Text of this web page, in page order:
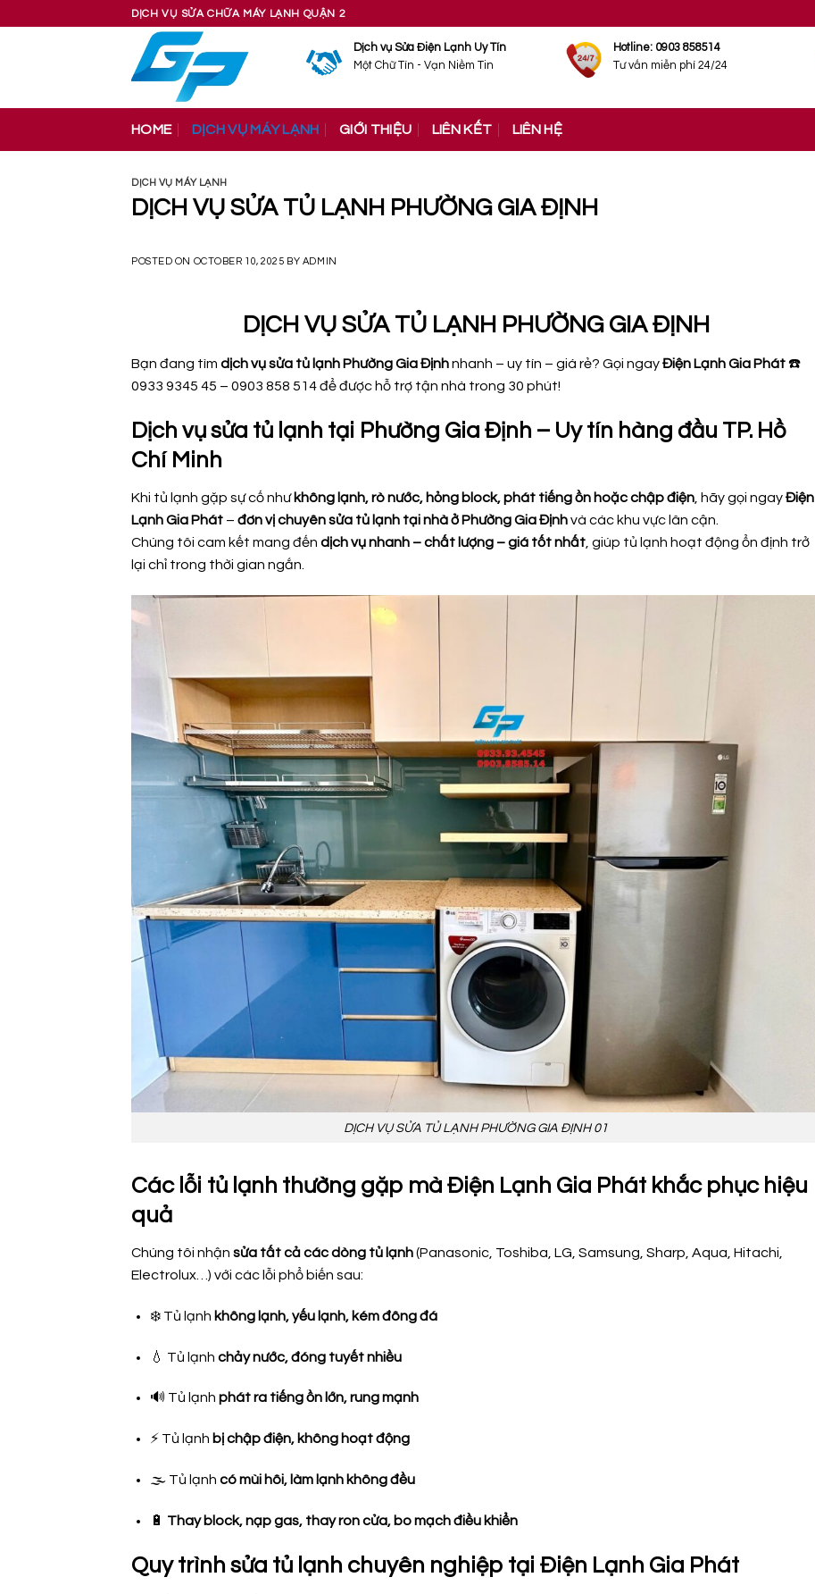
DỊCH VỤ SỬA CHỮA MÁY LẠNH QUẬN 2
Dịch vụ Sửa Điện Lạnh Uy Tín
Một Chữ Tín - Vạn Niềm Tin
Hotline: 0903 858514
Tư vấn miễn phí 24/24
HOME DỊCH VỤ MÁY LẠNH GIỚI THIỆU LIÊN KẾT LIÊN HỆ
DỊCH VỤ MÁY LẠNH
DỊCH VỤ SỬA TỦ LẠNH PHƯỜNG GIA ĐỊNH
POSTED ON OCTOBER 10, 2025 BY ADMIN
DỊCH VỤ SỬA TỦ LẠNH PHƯỜNG GIA ĐỊNH
Bạn đang tìm dịch vụ sửa tủ lạnh Phường Gia Địnhnhanh – uy tín – giá rẻ? Gọi ngayĐiện Lạnh Gia Phát☎️
0933 9345 45 – 0903 858 514 để được hỗ trợ tận nhà trong 30 phút!
Dịch vụ sửa tủ lạnh tại Phường Gia Định – Uy tín hàng đầu TP. Hồ
Chí Minh
Khi tủ lạnh gặp sự cố như không lạnh, rò nước, hỏng block, phát tiếng ồn hoặc chập điện , hãy gọi ngayĐiện
Lạnh Gia Phát – đơn vị chuyên sửa tủ lạnh tại nhà ở Phường Gia Địnhvà các khu vực lân cận.
Chúng tôi cam kết mang đến dịch vụ nhanh – chất lượng – giá tốt nhất , giúp tủ lạnh hoạt động ổn định trở
lại chỉ trong thời gian ngắn.
DỊCH VỤ SỬA TỦ LẠNH PHƯỜNG GIA ĐỊNH 01
Các lỗi tủ lạnh thường gặp mà Điện Lạnh Gia Phát khắc phục hiệu
quả
Chúng tôi nhận sửa tất cả các dòng tủ lạnh(Panasonic, Toshiba, LG, Samsung, Sharp, Aqua, Hitachi,
Electrolux…) với các lỗi phổ biến sau:
❄️ Tủ lạnh không lạnh, yếu lạnh, kém đông đá
💧 Tủ lạnh chảy nước, đóng tuyết nhiều
🔊 Tủ lạnh phát ra tiếng ồn lớn, rung mạnh
⚡ Tủ lạnh bị chập điện, không hoạt động
🌫️ Tủ lạnh có mùi hôi, làm lạnh không đều
🔋 Thay block, nạp gas, thay ron cửa, bo mạch điều khiển
Quy trình sửa tủ lạnh chuyên nghiệp tại Điện Lạnh Gia Phát